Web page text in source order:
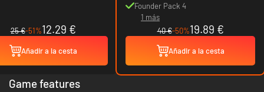
25 €-51%12.29 €
Añadir a la cesta
Founder Pack 4
1 más
40 €-50%19.89 €
Añadir a la cesta
Game features